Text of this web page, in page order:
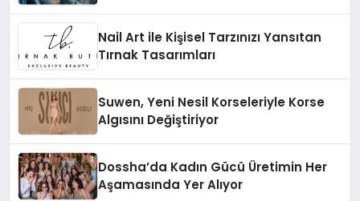
Nail Art ile Kişisel Tarzınızı Yansıtan
Tırnak Tasarımları
Suwen, Yeni Nesil Korseleriyle Korse
Algısını Değiştiriyor
Dossha’da Kadın Gücü Üretimin Her
Aşamasında Yer Alıyor